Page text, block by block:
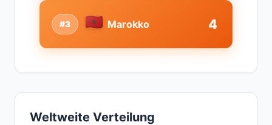
#3 Marokko 4
Weltweite Verteilung